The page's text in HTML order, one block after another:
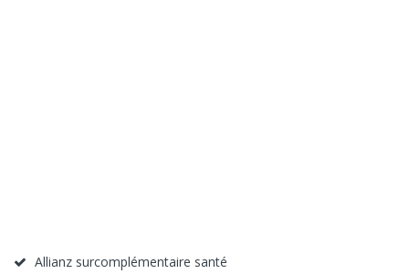
Allianz surcomplémentaire santé